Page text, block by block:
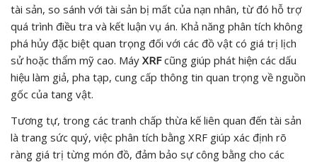
tài sản, so sánh với tài sản bị mất của nạn nhân, từ đó hỗ trợ
quá trình điều tra và kết luận vụ án. Khả năng phân tích không
phá hủy đặc biệt quan trọng đối với các đồ vật có giá trị lịch
sử hoặc thẩm mỹ cao. Máy XRFcũng giúp phát hiện các dấu
hiệu làm giả, pha tạp, cung cấp thông tin quan trọng về nguồn
gốc của tang vật.
Tương tự, trong các tranh chấp thừa kế liên quan đến tài sản
là trang sức quý, việc phân tích bằng XRF giúp xác định rõ
ràng giá trị từng món đồ, đảm bảo sự công bằng cho các